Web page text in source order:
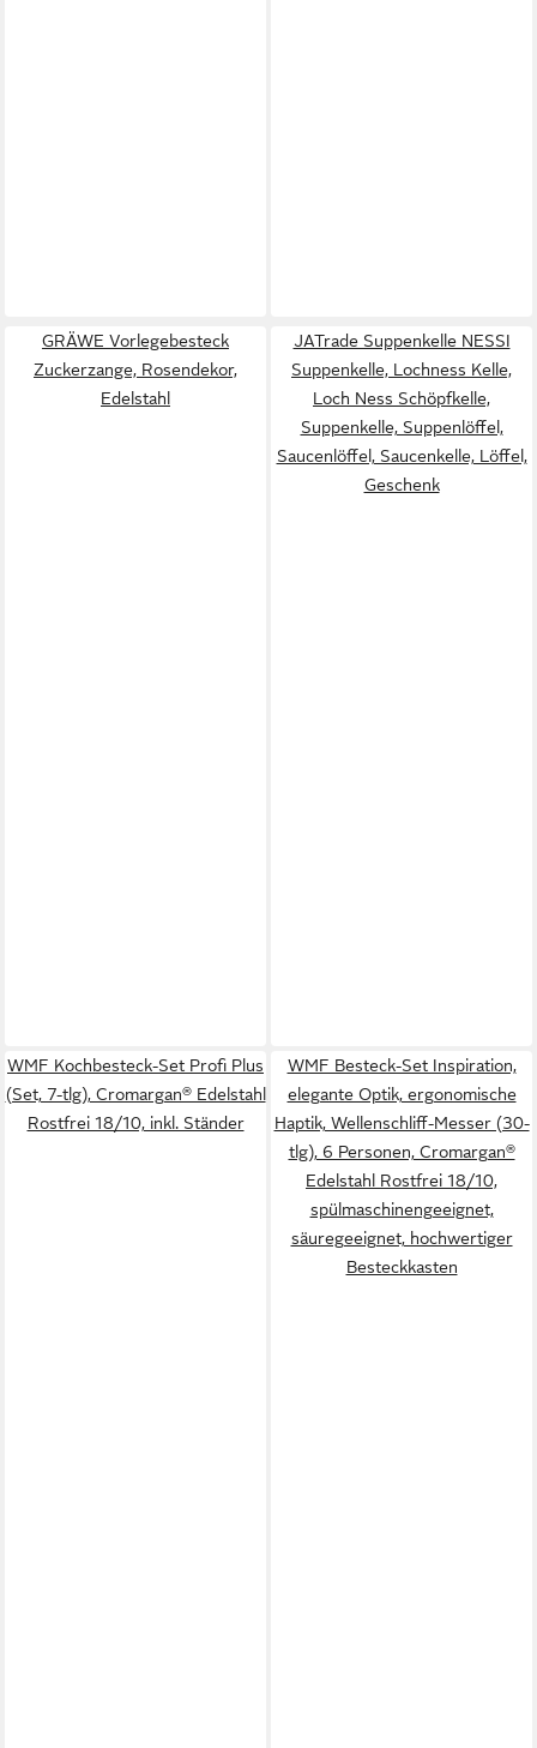
GRÄWE Vorlegebesteck
Zuckerzange, Rosendekor,
Edelstahl
JATrade Suppenkelle NESSI
Suppenkelle, Lochness Kelle,
Loch Ness Schöpfkelle,
Suppenkelle, Suppenlöffel,
Saucenlöffel, Saucenkelle, Löffel,
Geschenk
WMF Kochbesteck-Set Profi Plus
(Set, 7-tlg), Cromargan® Edelstahl
Rostfrei 18/10, inkl. Ständer
WMF Besteck-Set Inspiration,
elegante Optik, ergonomische
Haptik, Wellenschliff-Messer (30-
tlg), 6 Personen, Cromargan®
Edelstahl Rostfrei 18/10,
spülmaschinengeeignet,
säuregeeignet, hochwertiger
Besteckkasten